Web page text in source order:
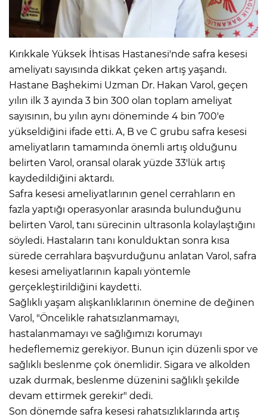
Kırıkkale Yüksek İhtisas Hastanesi'nde safra kesesi
ameliyatı sayısında dikkat çeken artış yaşandı.
Hastane Başhekimi Uzman Dr. Hakan Varol, geçen
yılın ilk 3 ayında 3 bin 300 olan toplam ameliyat
sayısının, bu yılın aynı döneminde 4 bin 700'e
yükseldiğini ifade etti. A, B ve C grubu safra kesesi
ameliyatların tamamında önemli artış olduğunu
belirten Varol, oransal olarak yüzde 33'lük artış
kaydedildiğini aktardı.
Safra kesesi ameliyatlarının genel cerrahların en
fazla yaptığı operasyonlar arasında bulunduğunu
belirten Varol, tanı sürecinin ultrasonla kolaylaştığını
söyledi. Hastaların tanı konulduktan sonra kısa
sürede cerrahlara başvurduğunu anlatan Varol, safra
kesesi ameliyatlarının kapalı yöntemle
gerçekleştirildiğini kaydetti.
Sağlıklı yaşam alışkanlıklarının önemine de değinen
Varol, "Öncelikle rahatsızlanmamayı,
hastalanmamayı ve sağlığımızı korumayı
hedeflememiz gerekiyor. Bunun için düzenli spor ve
sağlıklı beslenme çok önemlidir. Sigara ve alkolden
uzak durmak, beslenme düzenini sağlıklı şekilde
devam ettirmek gerekir" dedi.
Son dönemde safra kesesi rahatsızlıklarında artış